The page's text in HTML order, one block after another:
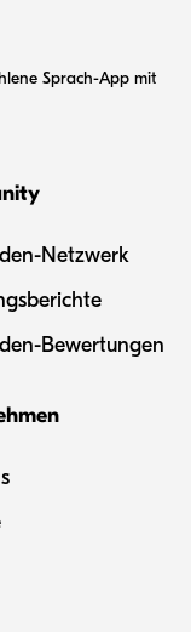
Sprach-App mit
Netzwerk
Bewertungen